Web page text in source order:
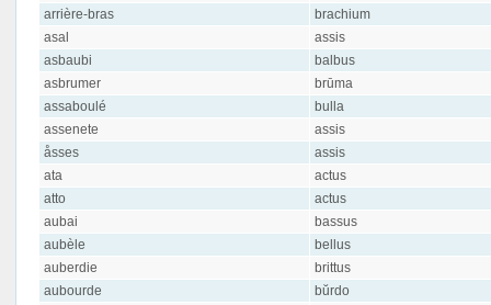
arrière-bras
brachium
asal
assis
asbaubi
balbus
asbrumer
brūma
assaboulé
bulla
assenete
assis
åsses
assis
ata
actus
atto
actus
aubai
bassus
aubèle
bellus
auberdie
brittus
aubourde
bŭrdo